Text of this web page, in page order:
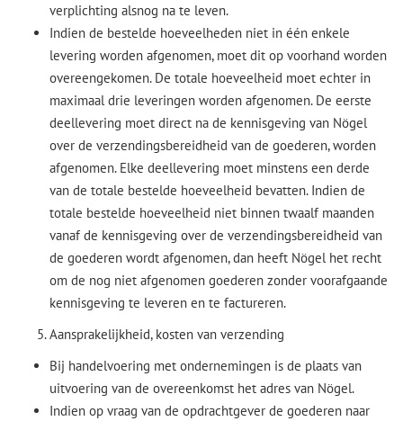
verplichting alsnog na te leven.
Indien de bestelde hoeveelheden niet in één enkele
levering worden afgenomen, moet dit op voorhand worden
overeengekomen. De totale hoeveelheid moet echter in
maximaal drie leveringen worden afgenomen. De eerste
deellevering moet direct na de kennisgeving van Nögel
over de verzendingsbereidheid van de goederen, worden
afgenomen. Elke deellevering moet minstens een derde
van de totale bestelde hoeveelheid bevatten. Indien de
totale bestelde hoeveelheid niet binnen twaalf maanden
vanaf de kennisgeving over de verzendingsbereidheid van
de goederen wordt afgenomen, dan heeft Nögel het recht
om de nog niet afgenomen goederen zonder voorafgaande
kennisgeving te leveren en te factureren.
Aansprakelijkheid, kosten van verzending
Bij handelvoering met ondernemingen is de plaats van
uitvoering van de overeenkomst het adres van Nögel.
Indien op vraag van de opdrachtgever de goederen naar